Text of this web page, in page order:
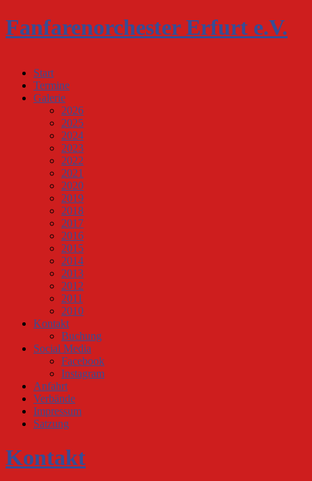
Fanfarenorchester Erfurt e.V.
Start
Termine
Galerie
2026
2025
2024
2023
2022
2021
2020
2019
2018
2017
2016
2015
2014
2013
2012
2011
2010
Kontakt
Buchung
Social Media
Facebook
Instagram
Anfahrt
Verbände
Impressum
Satzung
Kontakt